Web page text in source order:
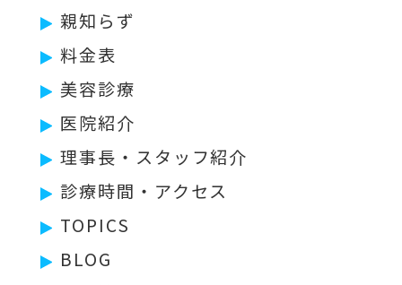
親知らず
料金表
美容診療
医院紹介
理事長・スタッフ紹介
診療時間・アクセス
TOPICS
BLOG